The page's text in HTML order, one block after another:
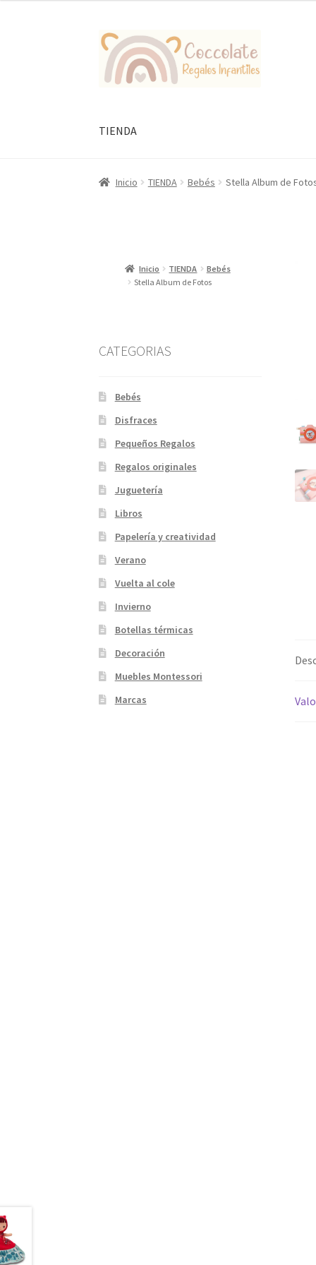
Ir
la
Ir
al
contenido
TIENDA
Inicio TIENDA Bebés Stella Album de
Inicio TIENDA
Bebés
Stella Album de Fotos
CATEGORIAS
Bebés
Disfraces
Pequeños Regalos
Regalos originales
Juguetería
Libros
Papelería y creatividad
Verano
Vuelta al cole
Invierno
Botellas térmicas
Decoración
Muebles Montessori
Marcas